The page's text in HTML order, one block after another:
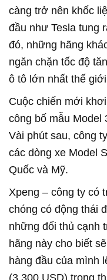
càng trở nên khốc
đầu như Tesla tung
đó, những hãng
ngăn chặn tốc độ
ô tô lớn nhất thế
Cuộc chiến mới
công bố mẫu
Vài phút sau, công
các dòng xe Model
Quốc và Mỹ.
Xpeng – công ty có
chóng có động thái
những đối thủ cạnh
hãng này cho biết
hàng đầu của mình
(3.300 USD) trong